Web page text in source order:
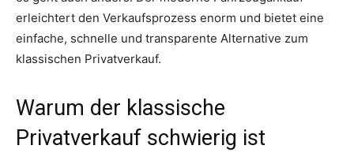
erleichtert den Verkaufsprozess enorm und bietet eine
einfache, schnelle und transparente Alternative zum
klassischen Privatverkauf.
Warum der klassische
Privatverkauf schwierig ist